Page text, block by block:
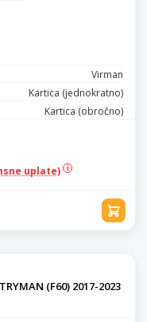
Virman
Kartica (jednokratno)
Kartica (obročno)
uplate)
(F60) 2017-2023